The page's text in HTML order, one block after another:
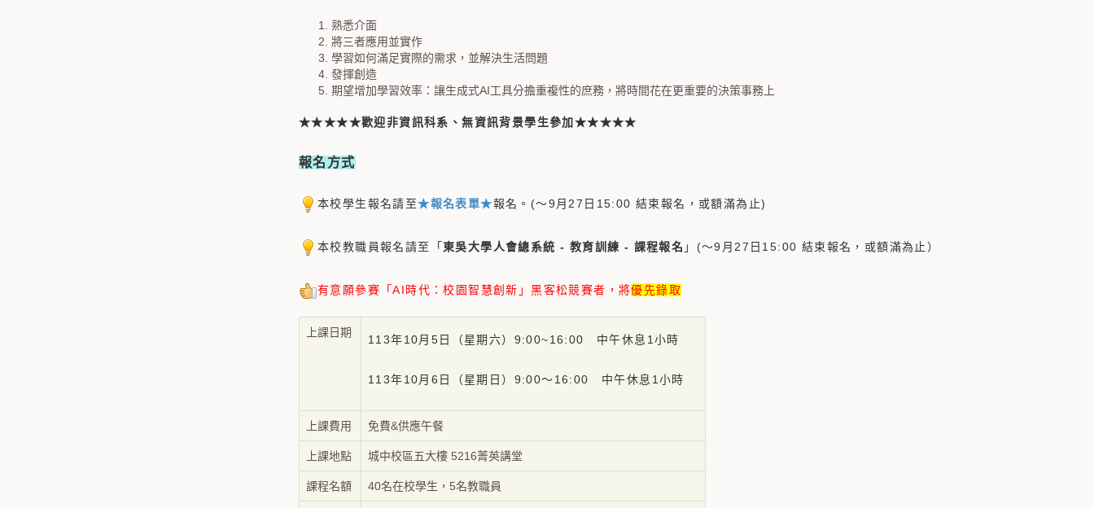
熟悉介面
將三者應用並實作
學習如何滿足實際的需求，並解決生活問題
發揮創造
期望增加學習效率：讓生成式AI工具分擔重複性的庶務，將時間花在更重要的決策事務上
★★★★★歡迎非資訊科系、無資訊背景學生參加★★★★★
報名方式
本校學生報名請至★報名表單★報名。(～9月27日15:00 結束報名，或額滿為止)
本校教職員報名請至「 東吳大學人會總系統 - 教育訓練 - 課程報名 」(～9月27日15:00 結束報名，或額滿為止）
有意願參賽「AI時代：校園智慧創新」黑客松競賽者，將優先錄取
上課日期
113年10月5日（星期六）9:00~16:00 中午休息1小時
113年10月6日（星期日）9:00～16:00 中午休息1小時
上課費用 免費&供應午餐
上課地點 城中校區五大樓 5216菁英講堂
課程名額 40名在校學生，5名教職員